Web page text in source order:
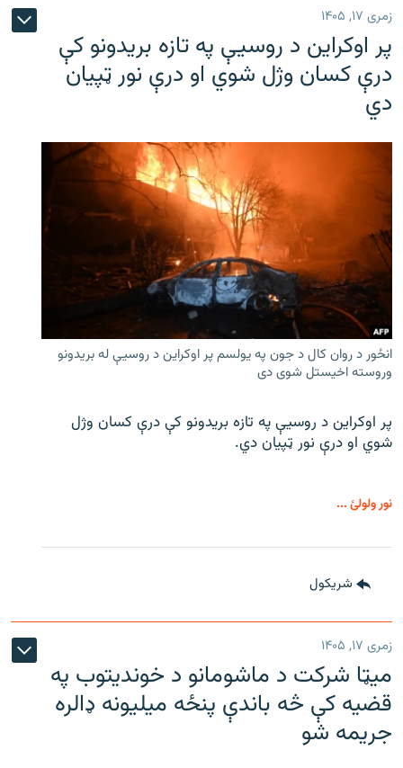
زمری ۱۷, ۱۴۰۵
پر اوکراین د روسیې په تازه بریدونو کې
درې کسان وژل شوي او درې نور ټپیان
دي
انځور د روان کال د جون په یولسم پر اوکراین د روسیې له بریدونو
وروسته اخیستل شوی دی
پر اوکراین د روسیې په تازه بریدونو کې درې کسان وژل
شوي او درې نور ټپیان دي.
نور ولولئ ...
شريکول
زمری ۱۷, ۱۴۰۵
میټا شرکت د ماشومانو د خوندیتوب په
قضیه کې څه باندې پنځه میلیونه ډالره
جریمه شو